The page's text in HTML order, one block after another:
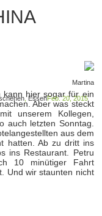
Martina
Feb. 20, 2015
, Essen
kann hier sogar für ein
Aber was steckt
unserem Kollegen,
auch letzten Sonntag.
aus dem
hatten. Ab zu dritt ins
ins Restaurant. Petru
10 minütiger Fahrt
Und wir staunten nicht